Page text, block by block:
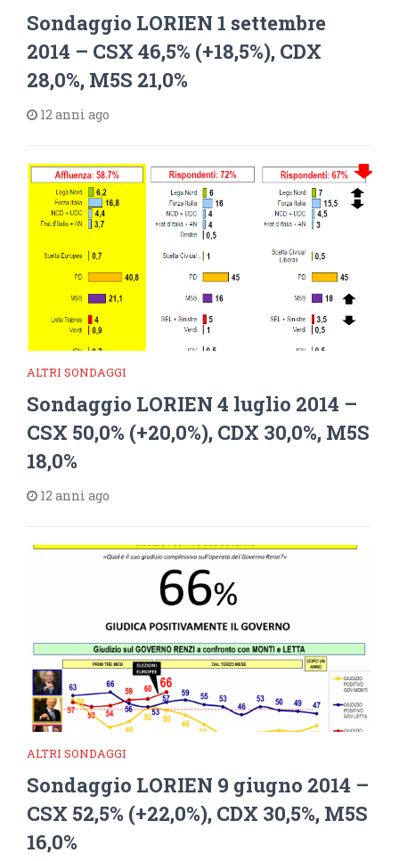
Sondaggio LORIEN 1 settembre
2014 – CSX 46,5% (+18,5%), CDX
28,0%, M5S 21,0%
12 anni ago
ALTRI SONDAGGI
Sondaggio LORIEN 4 luglio 2014 –
CSX 50,0% (+20,0%), CDX 30,0%, M5S
18,0%
12 anni ago
ALTRI SONDAGGI
Sondaggio LORIEN 9 giugno 2014 –
CSX 52,5% (+22,0%), CDX 30,5%, M5S
16,0%